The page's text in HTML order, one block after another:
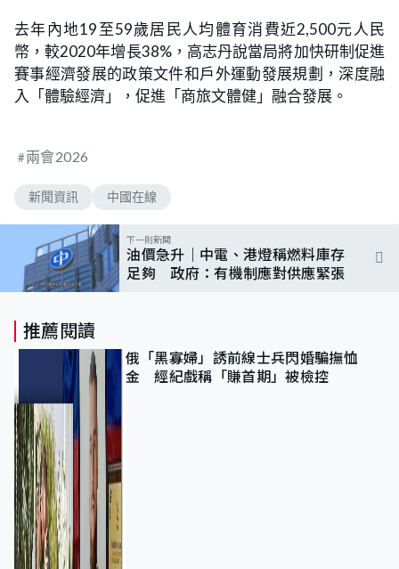
去年內地19至59歲居民人均體育消費近2,500元人民
幣，較2020年增長38%，高志丹說當局將加快研制促進
賽事經濟發展的政策文件和戶外運動發展規劃，深度融
入「體驗經濟」，促進「商旅文體健」融合發展。
兩會2026
新聞資訊 中國在線
下一則新聞
油價急升｜中電、港燈稱燃料庫存
足夠 政府：有機制應對供應緊張
推薦閱讀
俄「黑寡婦」誘前線士兵閃婚騙撫恤
金 經紀戲稱「賺首期」被檢控